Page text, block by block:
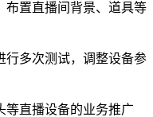
布置直播间背景、道具等
行多次测试，调整设备参
等直播设备的业务推广